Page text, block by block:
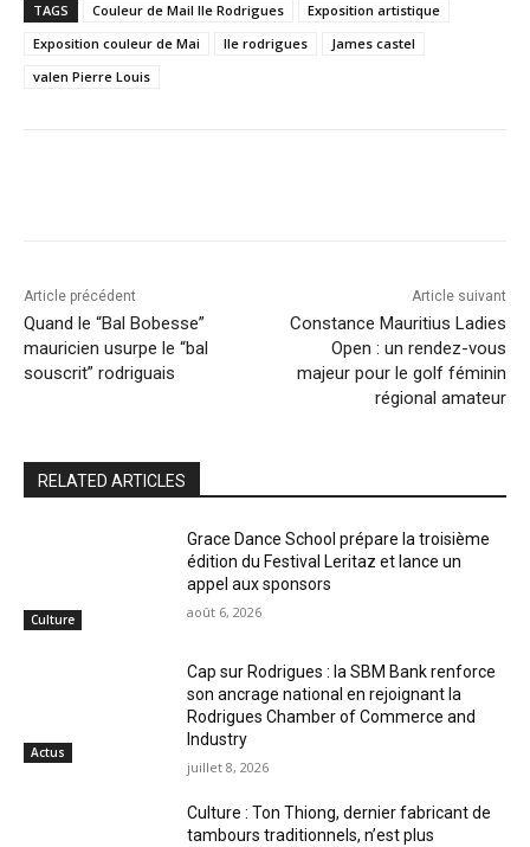
TAGS Couleur de Mail Ile Rodrigues
Exposition artistique
Exposition couleur de Mai
Ile rodrigues
James castel
valen Pierre Louis
Article précédent
Quand le “Bal Bobesse”
mauricien usurpe le “bal
souscrit” rodriguais
Article suivant
Constance Mauritius Ladies
Open : un rendez-vous
majeur pour le golf féminin
régional amateur
RELATED ARTICLES
Culture
Grace Dance School prépare la troisième
édition du Festival Leritaz et lance un
appel aux sponsors
août 6, 2026
Actus
Cap sur Rodrigues : la SBM Bank renforce
son ancrage national en rejoignant la
Rodrigues Chamber of Commerce and
Industry
juillet 8, 2026
Culture : Ton Thiong, dernier fabricant de
tambours traditionnels, n’est plus